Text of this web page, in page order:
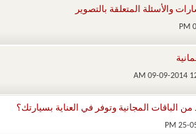
والأسئلة المتعلقة بالتصوير
المجانية وتوفر في العناية بسيارتك؟